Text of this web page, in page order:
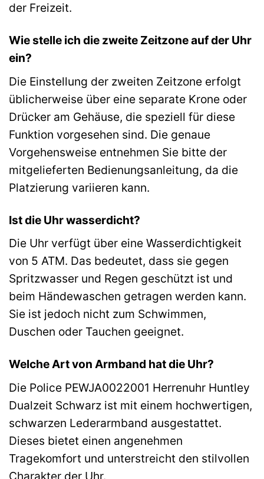
der Freizeit.
Wie stelle ich die zweite Zeitzone auf der Uhr
ein?
Die Einstellung der zweiten Zeitzone erfolgt
üblicherweise über eine separate Krone oder
Drücker am Gehäuse, die speziell für diese
Funktion vorgesehen sind. Die genaue
Vorgehensweise entnehmen Sie bitte der
mitgelieferten Bedienungsanleitung, da die
Platzierung variieren kann.
Ist die Uhr wasserdicht?
Die Uhr verfügt über eine Wasserdichtigkeit
von 5 ATM. Das bedeutet, dass sie gegen
Spritzwasser und Regen geschützt ist und
beim Händewaschen getragen werden kann.
Sie ist jedoch nicht zum Schwimmen,
Duschen oder Tauchen geeignet.
Welche Art von Armband hat die Uhr?
Die Police PEWJA0022001 Herrenuhr Huntley
Dualzeit Schwarz ist mit einem hochwertigen,
schwarzen Lederarmband ausgestattet.
Dieses bietet einen angenehmen
Tragekomfort und unterstreicht den stilvollen
Charakter der Uhr.